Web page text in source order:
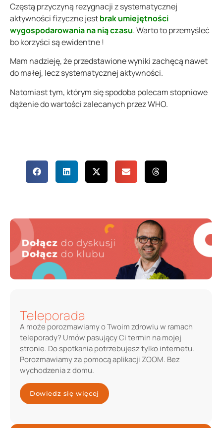
Częstą przyczyną rezygnacji z systematycznej
aktywności fizyczne jestbrak umiejętności
wygospodarowania na nią czasu. Warto to przemyśleć
bo korzyści są ewidentne !
Mam nadzieję, że przedstawione wyniki zachęcą nawet
do małej, lecz systematycznej aktywności.
Natomiast tym, którym się spodoba polecam stopniowe
dążenie do wartości zalecanych przez WHO.
Teleporada
A może porozmawiamy o Twoim zdrowiu w ramach
teleporady? Umów pasujący Ci termin na mojej
stronie. Do spotkania potrzebujesz tylko internetu.
Porozmawiamy za pomocą aplikacji ZOOM. Bez
wychodzenia z domu.
Dowiedz się więcej